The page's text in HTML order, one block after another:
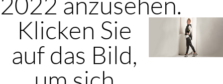
Klicken Sie
auf das Bild,